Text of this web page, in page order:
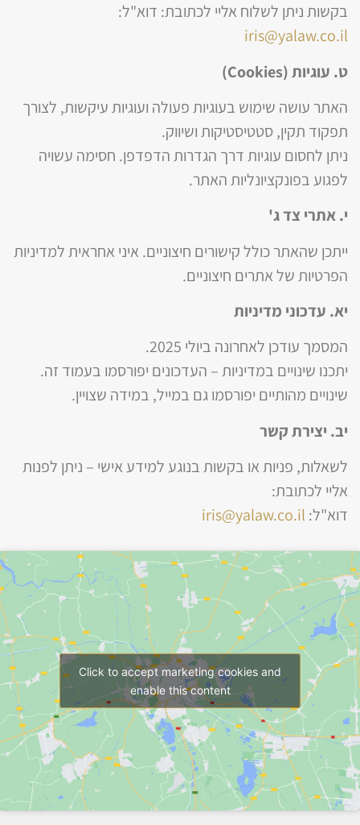
בקשות ניתן לשלוח אליי לכתובת: דוא"ל:
iris@yalaw.co.il
ט. עוגיות (Cookies)
האתר עושה שימוש בעוגיות פעולה ועוגיות עיקשות, לצורך
תפקוד תקין, סטטיסטיקות ושיווק.
ניתן לחסום עוגיות דרך הגדרות הדפדפן. חסימה עשויה
לפגוע בפונקציונליות האתר.
י. אתרי צד ג'
ייתכן שהאתר כולל קישורים חיצוניים. איני אחראית למדיניות
הפרטיות של אתרים חיצוניים.
יא. עדכוני מדיניות
המסמך עודכן לאחרונה ביולי 2025.
יתכנו שינויים במדיניות – העדכונים יפורסמו בעמוד זה.
שינויים מהותיים יפורסמו גם במייל, במידה שצויין.
יב. יצירת קשר
לשאלות, פניות או בקשות בנוגע למידע אישי – ניתן לפנות
אליי לכתובת:
דוא"ל: iris@yalaw.co.il
Click to accept marketing cookies and
enable this content